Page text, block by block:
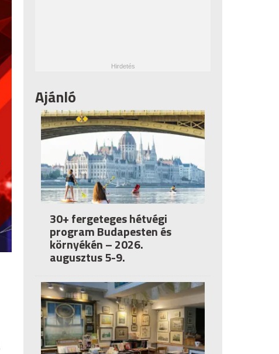
Ajánló
30+ fergeteges hétvégi
program Budapesten és
környékén – 2026.
augusztus 5-9.